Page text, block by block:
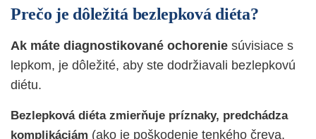
Prečo je dôležitá bezlepková diéta?
Ak máte diagnostikované ochorenie súvisiace s
lepkom, je dôležité, aby ste dodržiavali bezlepkovú
diétu.
Bezlepková diéta zmierňuje príznaky, predchádza
komplikáciám (ako je poškodenie tenkého čreva,